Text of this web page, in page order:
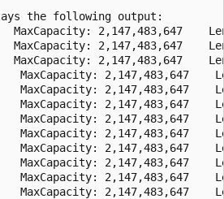
the following output:
2,147,483,647
2,147,483,647
2,147,483,647
2,147,483,647
2,147,483,647
2,147,483,647
2,147,483,647
2,147,483,647
2,147,483,647
2,147,483,647
2,147,483,647
2,147,483,647